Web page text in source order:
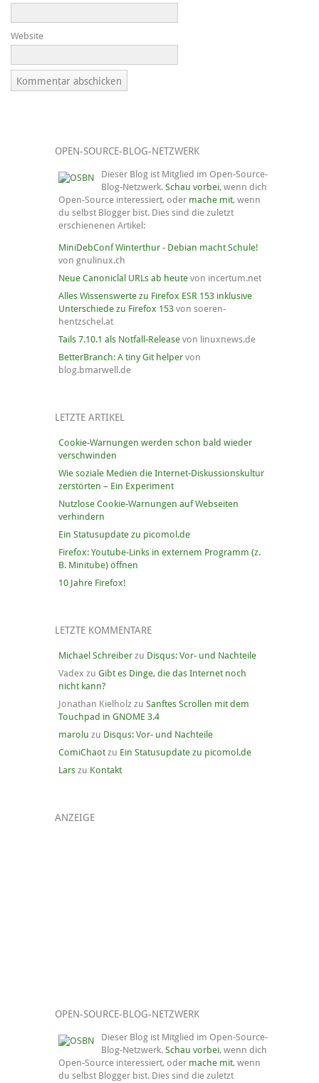
Website
OPEN-SOURCE-BLOG-NETZWERK
Dieser Blog ist Mitglied im Open-Source-
Blog-Netzwerk. Schau vorbei, wenn dich
Open-Source interessiert, oder mache mit, wenn
du selbst Blogger bist. Dies sind die zuletzt
erschienenen Artikel:
MiniDebConf Winterthur - Debian macht Schule!
von gnulinux.ch
Neue Canoniclal URLs ab heutevon incertum.net
Alles Wissenswerte zu Firefox ESR 153 inklusive
Unterschiede zu Firefox 153von soeren-
hentzschel.at
Tails 7.10.1 als Notfall-Releasevon linuxnews.de
BetterBranch: A tiny Git helpervon
blog.bmarwell.de
LETZTE ARTIKEL
Cookie-Warnungen werden schon bald wieder
verschwinden
Wie soziale Medien die Internet-Diskussionskultur
zerstörten – Ein Experiment
Nutzlose Cookie-Warnungen auf Webseiten
verhindern
Ein Statusupdate zu picomol.de
Firefox: Youtube-Links in externem Programm (z.
B. Minitube) öffnen
10 Jahre Firefox!
LETZTE KOMMENTARE
Michael Schreiberzu Disqus: Vor- und Nachteile
Vadex zu Gibt es Dinge, die das Internet noch
nicht kann?
Jonathan Kielholz zu Sanftes Scrollen mit dem
Touchpad in GNOME 3.4
marolu zu Disqus: Vor- und Nachteile
ComiChaotzu Ein Statusupdate zu picomol.de
Larszu Kontakt
ANZEIGE
OPEN-SOURCE-BLOG-NETZWERK
Dieser Blog ist Mitglied im Open-Source-
Blog-Netzwerk. Schau vorbei, wenn dich
Open-Source interessiert, oder mache mit, wenn
du selbst Blogger bist. Dies sind die zuletzt